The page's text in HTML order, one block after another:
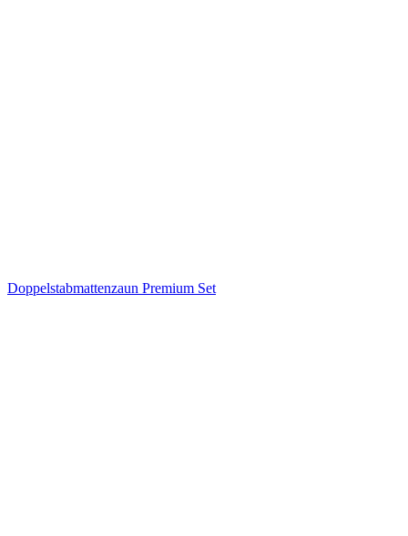
Doppelstabmattenzaun Premium Set